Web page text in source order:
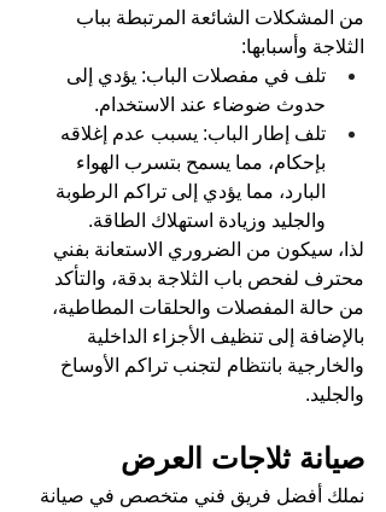
من المشكلات الشائعة المرتبطة بباب
الثلاجة وأسبابها:
تلف في مفصلات الباب: يؤدي إلى
حدوث ضوضاء عند الاستخدام.
تلف إطار الباب: يسبب عدم إغلاقه
بإحكام، مما يسمح بتسرب الهواء
البارد، مما يؤدي إلى تراكم الرطوبة
والجليد وزيادة استهلاك الطاقة.
لذا، سيكون من الضروري الاستعانة بفني
محترف لفحص باب الثلاجة بدقة، والتأكد
من حالة المفصلات والحلقات المطاطية،
بالإضافة إلى تنظيف الأجزاء الداخلية
والخارجية بانتظام لتجنب تراكم الأوساخ
والجليد.
صيانة ثلاجات العرض
نملك أفضل فريق فني متخصص في صيانة